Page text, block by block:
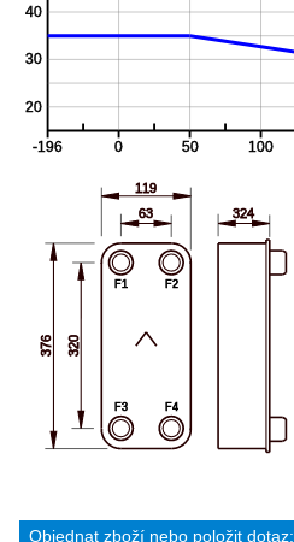
Objednat zboží nebo položit dotaz: